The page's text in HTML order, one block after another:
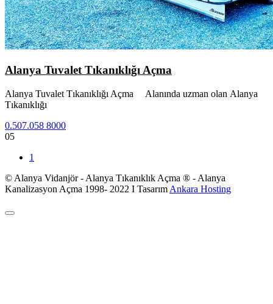
Alanya Tuvalet Tıkanıklığı Açma
Alanya Tuvalet Tıkanıklığı Açma Alanında uzman olan Alanya
Tıkanıklığı
0.507.058 8000
05
1
© Alanya Vidanjör - Alanya Tıkanıklık Açma ® - Alanya
Kanalizasyon Açma 1998- 2022 I Tasarım Ankara Hosting